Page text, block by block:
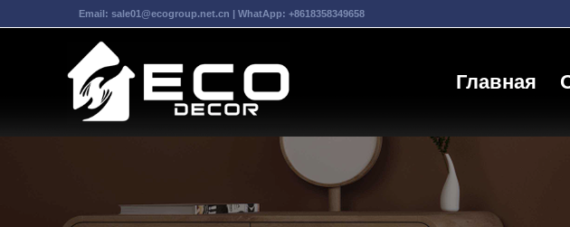
Email: sale01@ecogroup.net.cn | WhatApp: +8618358349658
Главная